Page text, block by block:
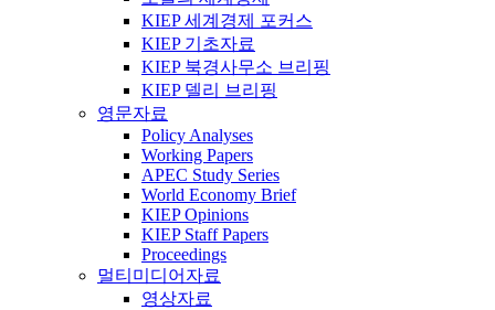
KIEP 세계경제 포커스
KIEP 기초자료
KIEP 북경사무소 브리핑
KIEP 델리 브리핑
영문자료
Policy Analyses
Working Papers
APEC Study Series
World Economy Brief
KIEP Opinions
KIEP Staff Papers
Proceedings
멀티미디어자료
영상자료